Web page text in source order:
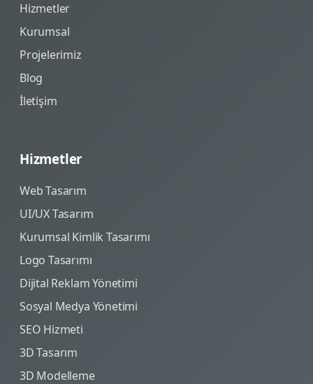
Hizmetler
Kurumsal
Projelerimiz
Blog
İletişim
Hizmetler
Web Tasarım
UI/UX Tasarım
Kurumsal Kimlik Tasarımı
Logo Tasarımı
Dijital Reklam Yönetimi
Sosyal Medya Yönetimi
SEO Hizmeti
3D Tasarım
3D Modelleme